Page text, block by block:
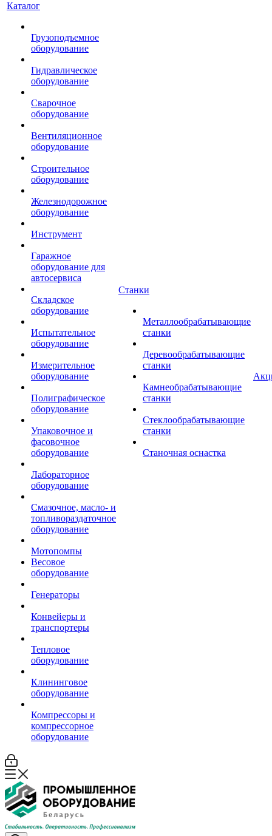
Каталог
Грузоподъемное
оборудование
Гидравлическое
оборудование
Сварочное
оборудование
Вентиляционное
оборудование
Строительное
оборудование
Железнодорожное
оборудование
Инструмент
Гаражное
оборудование для
автосервиса
Складское
оборудование
Испытательное
оборудование
Измерительное
оборудование
Полиграфическое
оборудование
Упаковочное и
фасовочное
оборудование
Лабораторное
оборудование
Смазочное, масло- и
топливораздаточное
оборудование
Мотопомпы
Весовое
оборудование
Генераторы
Конвейеры и
транспортеры
Тепловое
оборудование
Клининговое
оборудование
Компрессоры и
компрессорное
оборудование
Станки
Металлообрабатывающие
станки
Деревообрабатывающие
станки
Камнеобрабатывающие
станки
Стеклообрабатывающие
станки
Станочная оснастка